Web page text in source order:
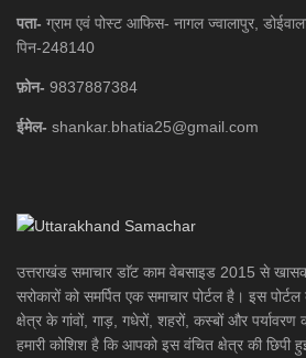
पता- ग्राम एवं पोस्ट आफिस- नागल ज्वालापुर,
पिन-248140
फ़ोन- 9837887384
ईमेल- shankar.bhatia25@gmail.com
उत्तराखंड समाचार डाॅट काम वेबसाइड 2015 से
सरोकारों को समर्पित एक समाचार पोर्टल है। इस
क्षेत्र के गांवों, गाड़, गधेरों, शहरों, कस्बों और
हमारी कोशिश है कि आपको इस वंचित क्षेत्र की छिपी